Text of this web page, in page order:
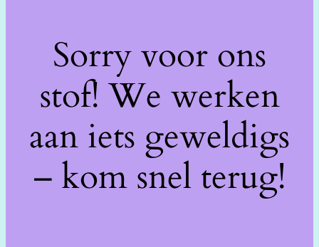
Sorry voor ons
stof! We werken
aan iets geweldigs
– kom snel terug!